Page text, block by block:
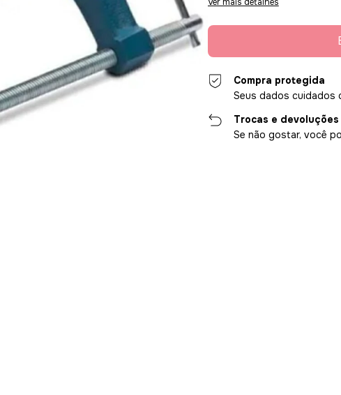
Compra protegida
Seus dados cuidados
Trocas e devoluções
Se não gostar, você